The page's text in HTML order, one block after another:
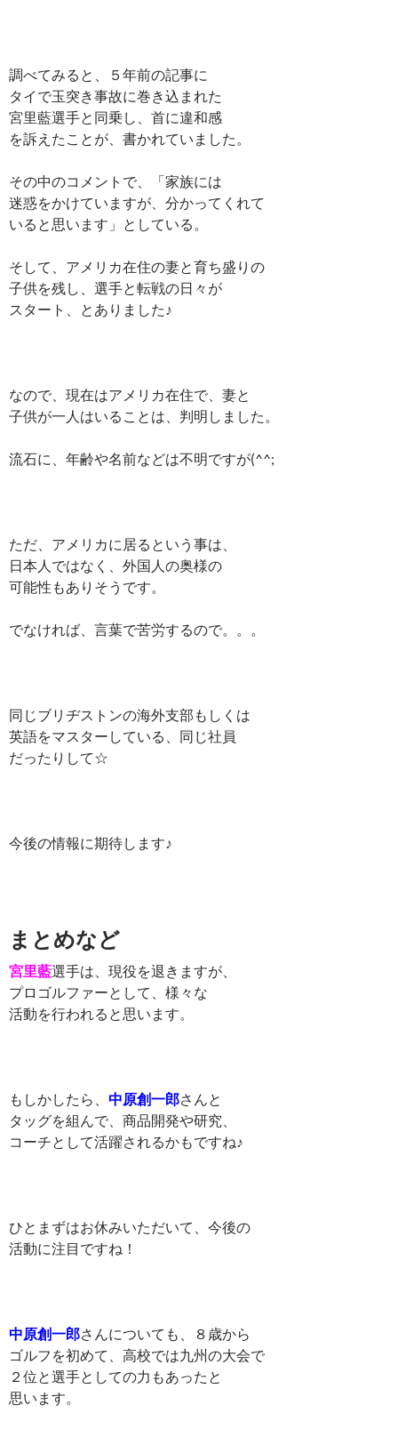
調べてみると、５年前の記事に
タイで玉突き事故に巻き込まれた
宮里藍選手と同乗し、首に違和感
を訴えたことが、書かれていました。
その中のコメントで、「家族には
迷惑をかけていますが、分かってくれて
いると思います」としている。
そして、アメリカ在住の妻と育ち盛りの
子供を残し、選手と転戦の日々が
スタート、とありました♪
なので、現在はアメリカ在住で、妻と
子供が一人はいることは、判明しました。
流石に、年齢や名前などは不明ですが(^^;
ただ、アメリカに居るという事は、
日本人ではなく、外国人の奥様の
可能性もありそうです。
でなければ、言葉で苦労するので。。。
同じブリヂストンの海外支部もしくは
英語をマスターしている、同じ社員
だったりして☆
今後の情報に期待します♪
まとめなど
宮里藍選手は、現役を退きますが、
プロゴルファーとして、様々な
活動を行われると思います。
もしかしたら、 中原創一郎さんと
タッグを組んで、商品開発や研究、
コーチとして活躍されるかもですね♪
ひとまずはお休みいただいて、今後の
活動に注目ですね！
中原創一郎さんについても、８歳から
ゴルフを初めて、高校では九州の大会で
２位と選手としての力もあったと
思います。